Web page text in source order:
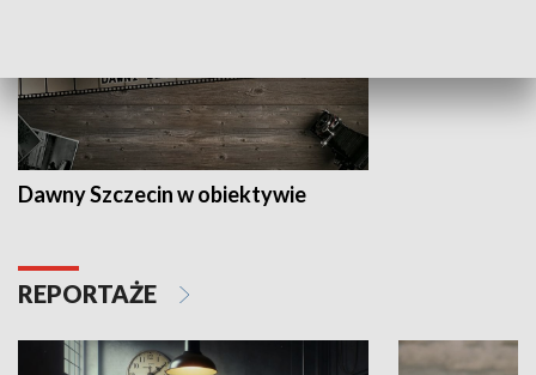
Dawny Szczecin w obiektywie
REPORTAŻE